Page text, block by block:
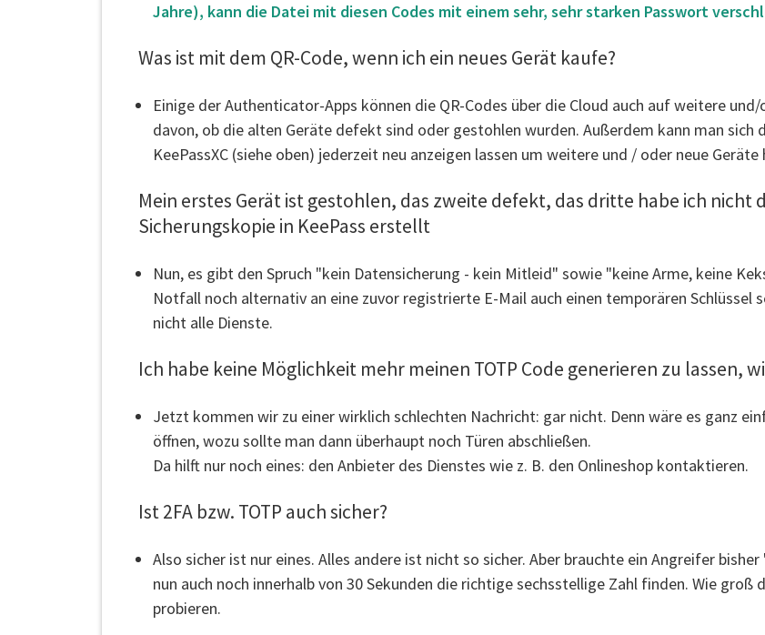
Jahre), kann die Datei mit diesen Codes mit einem sehr, sehr starken Passwort
Was ist mit dem QR-Code, wenn ich ein neues Gerät kaufe?
Einige der Authenticator-Apps können die QR-Codes über die Cloud auch auf weitere
davon, ob die alten Geräte defekt sind oder gestohlen wurden. Außerdem kann man sich
KeePassXC (siehe oben) jederzeit neu anzeigen lassen um weitere und / oder neue Geräte
Mein erstes Gerät ist gestohlen, das zweite defekt, das dritte habe ich nicht
Sicherungskopie in KeePass erstellt
Nun, es gibt den Spruch "kein Datensicherung - kein Mitleid" sowie "keine Arme, keine
Notfall noch alternativ an eine zuvor registrierte E-Mail auch einen temporären Schlüssel
nicht alle Dienste.
Ich habe keine Möglichkeit mehr meinen TOTP Code generieren zu lassen,
Jetzt kommen wir zu einer wirklich schlechten Nachricht: gar nicht. Denn wäre es ganz
öffnen, wozu sollte man dann überhaupt noch Türen abschließen.
Da hilft nur noch eines: den Anbieter des Dienstes wie z. B. den Onlineshop kontaktieren.
Ist 2FA bzw. TOTP auch sicher?
Also sicher ist nur eines. Alles andere ist nicht so sicher. Aber brauchte ein Angreifer
nun auch noch innerhalb von 30 Sekunden die richtige sechsstellige Zahl finden. Wie
probieren.